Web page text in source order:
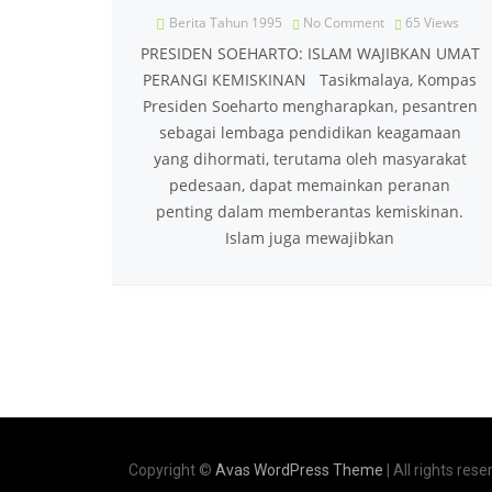
Berita Tahun 1995 No Comment 65 Views
PRESIDEN SOEHARTO: ISLAM WAJIBKAN UMAT
PERANGI KEMISKINAN Tasikmalaya, Kompas
Presiden Soeharto mengharapkan, pesantren
sebagai lembaga pendidikan keagamaan
yang dihormati, terutama oleh masyarakat
pedesaan, dapat memainkan peranan
penting dalam memberantas kemiskinan.
Islam juga mewajibkan
Copyright © Avas WordPress Theme | All rights